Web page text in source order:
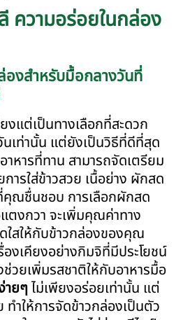
ความอร่อยในกล่อง
องสำหรับมื้อกลางวันที่
งแต่เป็นทางเลือกที่สะดวก
เท่านั้น แต่ยังเป็นวิธีที่ดีที่สุด
หารที่ทาน สามารถจัดเตรียม
ารใส่ข้าวสวย เนื้อย่าง ผักสด
ณชื่นชอบ การเลือกผักสด
ตงกวา จะเพิ่มคุณค่าทาง
ใสให้กับข้าวกล่องของคุณ
งเคียงอย่างกิมจิที่มีประโยชน์
วยเพิ่มรสชาติให้กับอาหารมื้อ
ายๆไม่เพียงอร่อยเท่านั้น แต่
ำให้การจัดข้าวกล่องเป็นตัว